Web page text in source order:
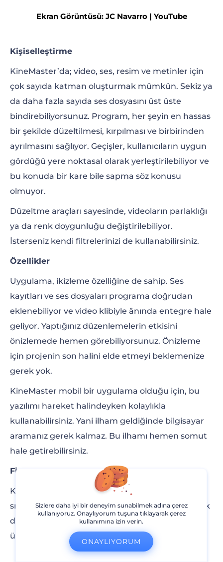
Ekran Görüntüsü: JC Navarro | YouTube
Kişiselleştirme
KineMaster’da; video, ses, resim ve metinler için
çok sayıda katman oluşturmak mümkün. Sekiz ya
da daha fazla sayıda ses dosyasını üst üste
bindirebiliyorsunuz. Program, her şeyin en hassas
bir şekilde düzeltilmesi, kırpılması ve birbirinden
ayrılmasını sağlıyor. Geçişler, kullanıcıların uygun
gördüğü yere noktasal olarak yerleştirilebiliyor ve
bu konuda bir kare bile sapma söz konusu
olmuyor.
Düzeltme araçları sayesinde, videoların parlaklığı
ya da renk doygunluğu değiştirilebiliyor.
İsterseniz kendi filtrelerinizi de kullanabilirsiniz.
Özellikler
Uygulama, ikizleme özelliğine de sahip. Ses
kayıtları ve ses dosyaları programa doğrudan
eklenebiliyor ve video klibiyle ânında entegre hale
geliyor. Yaptığınız düzenlemelerin etkisini
önizlemede hemen görebiliyorsunuz. Önizleme
için projenin son halini elde etmeyi beklemenize
gerek yok.
KineMaster mobil bir uygulama olduğu için, bu
yazılımı hareket halindeyken kolaylıkla
kullanabilirsiniz. Yani ilham geldiğinde bilgisayar
aramanız gerek kalmaz. Bu ilhamı hemen somut
hale getirebilirsiniz.
Fiyat
KineMaster’ın ücretsiz sürümünde bazı
sınırlamalar var ve videolar sadece filigranlı olarak
dışa aktarılabiliyor. Uygulamanın aylık üyelik
ücreti 4,99$. Yıllık üyelik ise 39,99$.
Sizlere daha iyi bir deneyim sunabilmek adına çerez
kullanıyoruz. Onaylıyorum tuşuna tıklayarak çerez
kullanımına izin verin.
ONAYLIYORUM